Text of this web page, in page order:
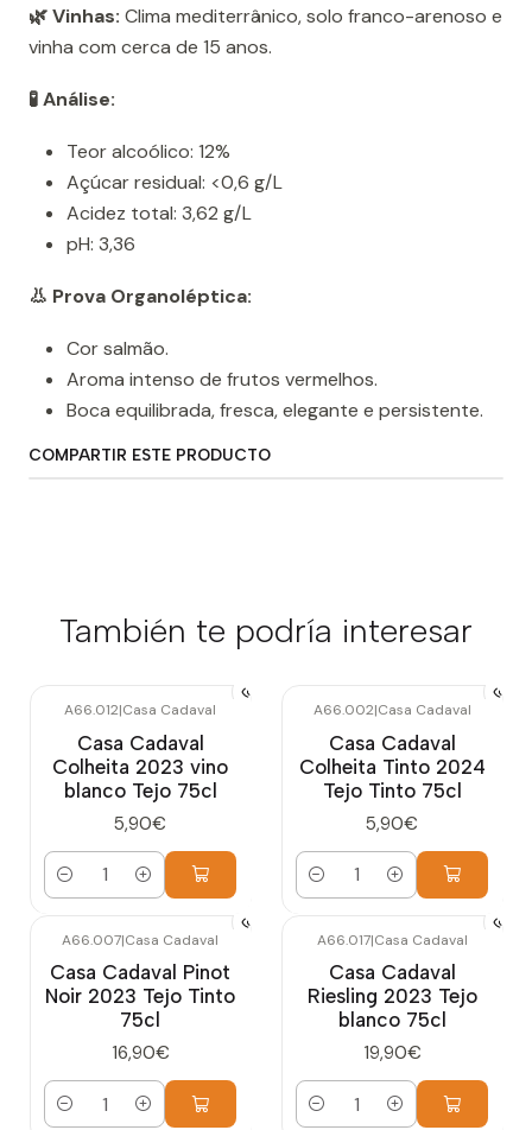
🌿 Vinhas: Clima mediterrânico, solo franco-arenoso e
vinha com cerca de 15 anos.
🧪 Análise:
Teor alcoólico: 12%
Açúcar residual: <0,6 g/L
Acidez total: 3,62 g/L
pH: 3,36
👃 Prova Organoléptica:
Cor salmão.
Aroma intenso de frutos vermelhos.
Boca equilibrada, fresca, elegante e persistente.
COMPARTIR ESTE PRODUCTO
También te podría interesar
A66.012|Casa Cadaval
Casa Cadaval
Colheita 2023 vino
blanco Tejo 75cl
5,90€
Cantidad
A66.002|Casa Cadaval
Casa Cadaval
Colheita Tinto 2024
Tejo Tinto 75cl
5,90€
Cantidad
A66.007|Casa Cadaval
Casa Cadaval Pinot
Noir 2023 Tejo Tinto
75cl
16,90€
Cantidad
A66.017|Casa Cadaval
Casa Cadaval
Riesling 2023 Tejo
blanco 75cl
19,90€
Cantidad